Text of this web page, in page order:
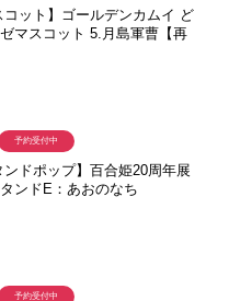
コット】ゴールデンカムイ ど
マスコット 5.月島軍曹【再
ンドポップ】百合姫20周年展
ンドE：あおのなち
予約受付中
予約受付中